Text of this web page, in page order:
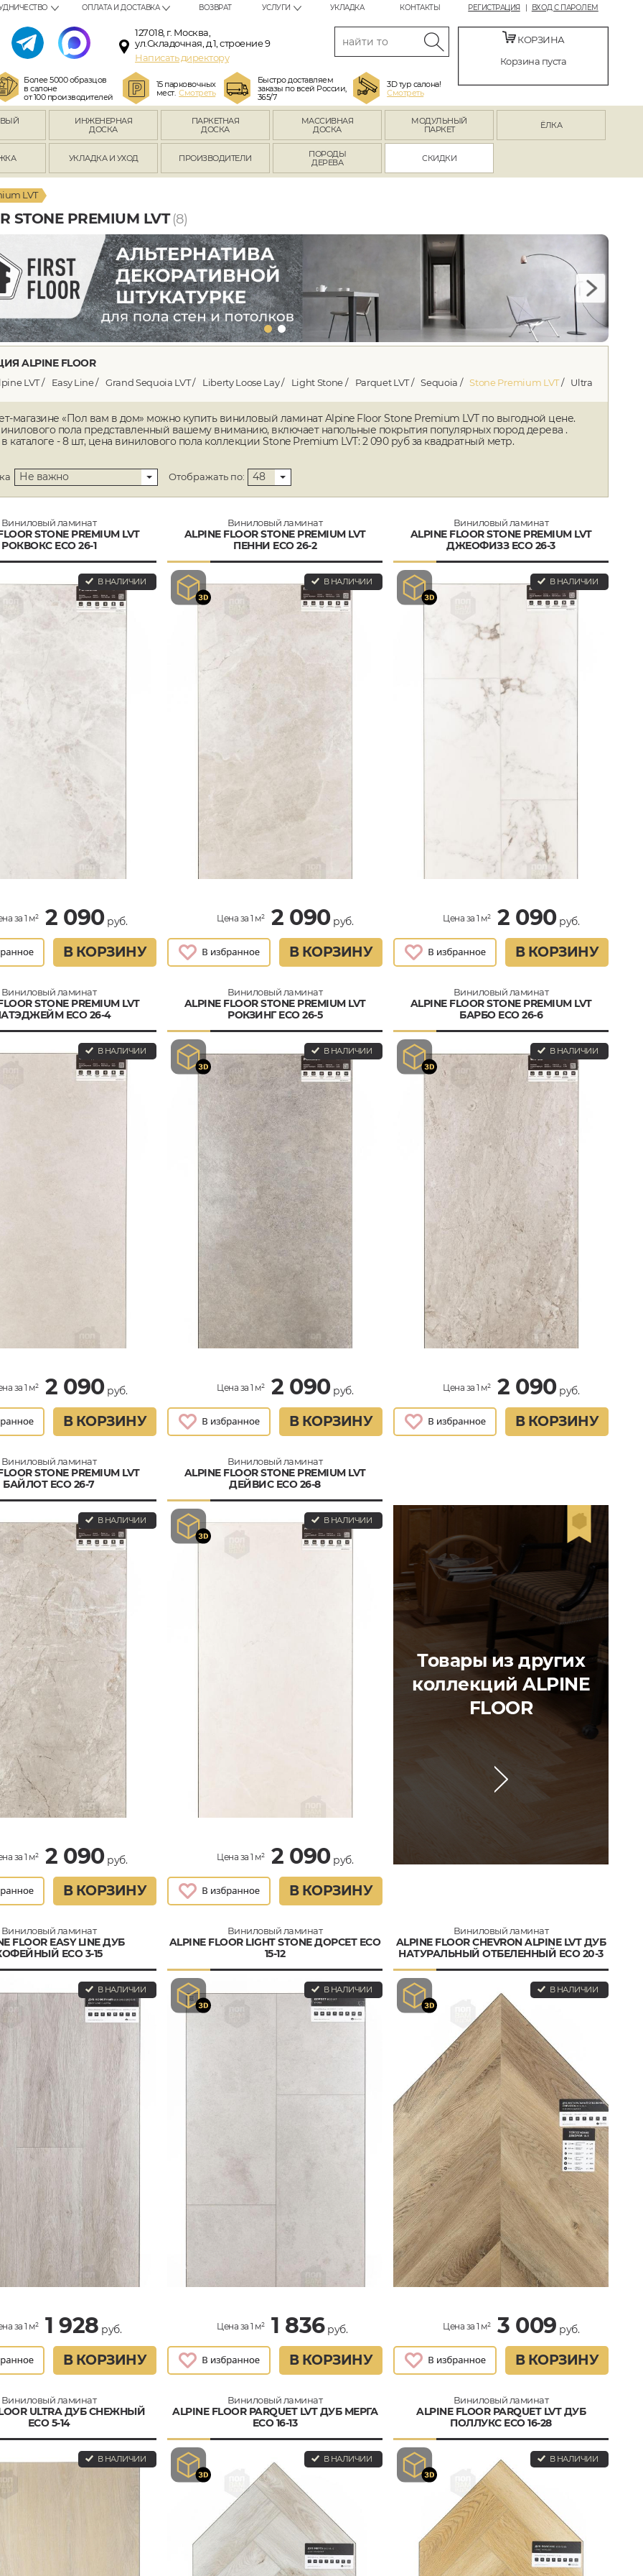
РЕГИСТРАЦИЯ ВХОД С ПАРОЛЕМ
ОПЛАТА И ДОСТАВКА ВОЗВРАТ УСЛУГИ УКЛАДКА КОНТАКТЫ
127018, г. Москва,
ул.Складочная, д.1, строение 9
Написать директору
Более 5000 образцов
в салоне
от 100 производителей
15 парковочных
мест.Смотреть
Быстро доставляем
заказы по всей России,
365/7
3D тур салона!
Смотреть
КОРЗИНА
Корзина пуста
ИНЖЕНЕРНАЯ
ДОСКА
ПАРКЕТНАЯ
ДОСКА
МАССИВНАЯ
ДОСКА
МОДУЛЬНЫЙ
ПАРКЕТ
ЁЛКА
УКЛАДКА И УХОД ПРОИЗВОДИТЕЛИ
ПОРОДЫ
ДЕРЕВА
СКИДКИ
LVT
PREMIUM LVT (8)
ALPINE FLOOR
LVT Easy Line Grand Sequoia LVT Liberty Loose Lay Light Stone Parquet LVT Sequoia Stone Premium LVT Ultra
магазине «Пол вам в дом» можно купить виниловый ламинат Alpine Floor Stone Premium LVT по выгодной цене.
пола представленный вашему вниманию, включает напольные покрытия популярных пород дерева .
каталоге - 8 шт, цена винилового пола коллекции Stone Premium LVT: 2 090 руб за квадратный метр.
Не важно Отображать по: 48
Виниловый ламинат
STONE PREMIUM LVT
РОКВОКС ECO 26-1
В НАЛИЧИИ
за 1 м² 2 090руб.
В КОРЗИНУ
Виниловый ламинат
ALPINE FLOOR STONE PREMIUM LVT
ПЕННИ ECO 26-2
В НАЛИЧИИ
Цена за 1 м² 2 090руб.
В КОРЗИНУ
Виниловый ламинат
ALPINE FLOOR STONE PREMIUM LVT
ДЖЕОФИЗЗ ECO 26-3
В НАЛИЧИИ
Цена за 1 м² 2 090руб.
В КОРЗИНУ
Виниловый ламинат
STONE PREMIUM LVT
ECO 26-4
В НАЛИЧИИ
за 1 м² 2 090руб.
В КОРЗИНУ
Виниловый ламинат
ALPINE FLOOR STONE PREMIUM LVT
РОКЗИНГ ECO 26-5
В НАЛИЧИИ
Цена за 1 м² 2 090руб.
В КОРЗИНУ
Виниловый ламинат
ALPINE FLOOR STONE PREMIUM LVT
БАРБО ECO 26-6
В НАЛИЧИИ
Цена за 1 м² 2 090руб.
В КОРЗИНУ
Виниловый ламинат
STONE PREMIUM LVT
БАЙЛОТ ECO 26-7
В НАЛИЧИИ
за 1 м² 2 090руб.
В КОРЗИНУ
Виниловый ламинат
ALPINE FLOOR STONE PREMIUM LVT
ДЕЙВИС ECO 26-8
В НАЛИЧИИ
Цена за 1 м² 2 090руб.
В КОРЗИНУ
Товары из других
коллекций ALPINE
FLOOR
Виниловый ламинат
FLOOR EASY LINE ДУБ
ЕСО 3-15
В НАЛИЧИИ
за 1 м² 1 928 руб.
В КОРЗИНУ
Виниловый ламинат
ALPINE FLOOR LIGHT STONE ДОРСЕТ ECO
15-12
В НАЛИЧИИ
Цена за 1 м² 1 836руб.
В КОРЗИНУ
Виниловый ламинат
ALPINE FLOOR CHEVRON ALPINE LVT ДУБ
НАТУРАЛЬНЫЙ ОТБЕЛЕННЫЙ ECO 20-3
В НАЛИЧИИ
Цена за 1 м² 3 009 руб.
В КОРЗИНУ
Виниловый ламинат
ULTRA ДУБ СНЕЖНЫЙ
ЕСО 5-14
В НАЛИЧИИ
Виниловый ламинат
ALPINE FLOOR PARQUET LVT ДУБ МЕРГА
ECO 16-13
В НАЛИЧИИ
Виниловый ламинат
ALPINE FLOOR PARQUET LVT ДУБ
ПОЛЛУКС ECO 16-28
В НАЛИЧИИ